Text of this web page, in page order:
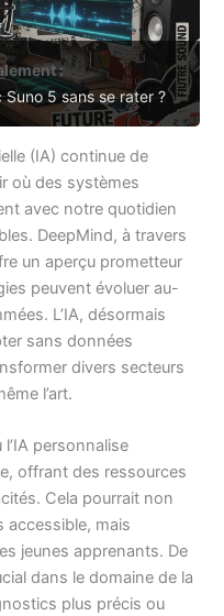
:
5 sans se rater ?
(IA) continue de
où des systèmes
avec notre quotidien
DeepMind, à travers
un aperçu prometteur
peuvent évoluer au-
L’IA, désormais
sans données
divers secteurs
l’art.
personnalise
offrant des ressources
Cela pourrait non
accessible, mais
jeunes apprenants. De
dans le domaine de la
plus précis ou